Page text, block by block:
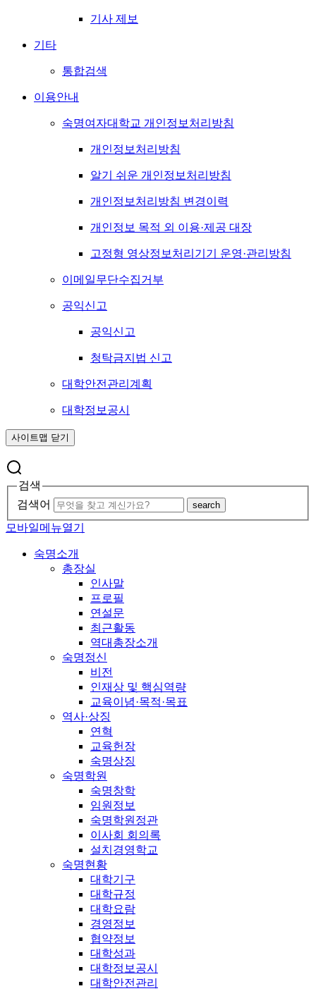
기사 제보
기타
통합검색
이용안내
숙명여자대학교 개인정보처리방침
개인정보처리방침
알기 쉬운 개인정보처리방침
개인정보처리방침 변경이력
개인정보 목적 외 이용·제공 대장
고정형 영상정보처리기기 운영·관리방침
이메일무단수집거부
공익신고
공익신고
청탁금지법 신고
대학안전관리계획
대학정보공시
사이트맵 닫기
검색
검색어
search
모바일메뉴열기
숙명소개
총장실
인사말
프로필
연설문
최근활동
역대총장소개
숙명정신
비전
인재상 및 핵심역량
교육이념·목적·목표
역사·상징
연혁
교육헌장
숙명상징
숙명학원
숙명창학
임원정보
숙명학원정관
이사회 회의록
설치경영학교
숙명현황
대학기구
대학규정
대학요람
경영정보
협약정보
대학성과
대학정보공시
대학안전관리